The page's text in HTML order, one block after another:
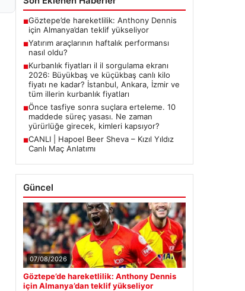
■Göztepe’de hareketlilik: Anthony Dennis
için Almanya’dan teklif yükseliyor
■Yatırım araçlarının haftalık performansı
nasıl oldu?
■Kurbanlık fiyatları il il sorgulama ekranı
2026: Büyükbaş ve küçükbaş canlı kilo
fiyatı ne kadar? İstanbul, Ankara, İzmir ve
tüm illerin kurbanlık fiyatları
■Önce tasfiye sonra suçlara erteleme. 10
maddede süreç yasası. Ne zaman
yürürlüğe girecek, kimleri kapsıyor?
■CANLI | Hapoel Beer Sheva – Kızıl Yıldız
Canlı Maç Anlatımı
Güncel
07/08/2026
Göztepe’de hareketlilik: Anthony Dennis
için Almanya’dan teklif yükseliyor